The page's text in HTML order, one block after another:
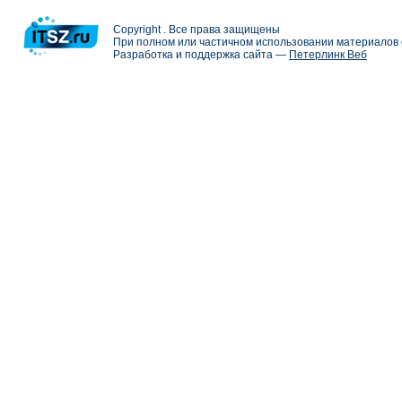
Copyright . Все права защищены
При полном или частичном использовании
Разработка и поддержка сайта — Петерлинк Веб